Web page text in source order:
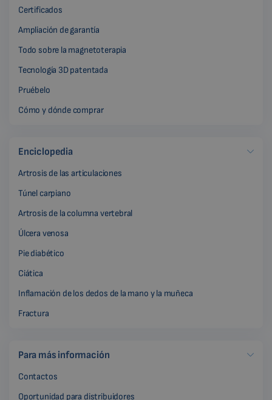
Certificados
Ampliación de garantía
Todo sobre la magnetoterapia
Tecnología 3D patentada
Pruébelo
Cómo y dónde comprar
Enciclopedia
Artrosis de las articulaciones
Túnel carpiano
Artrosis de la columna vertebral
Úlcera venosa
Pie diabético
Ciática
Inflamación de los dedos de la mano y la muñeca
Fractura
Para más información
Contactos
Oportunidad para distribuidores